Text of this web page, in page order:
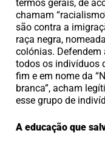
termos gerais, de
chamam
são contra a
raça negra,
colónias.
todos os indivíduos
fim e em nome da
branca”, acham
esse grupo de
A educação que